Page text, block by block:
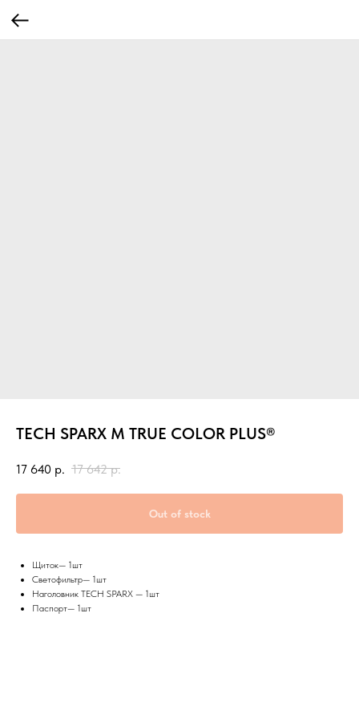
TECH SPARX M TRUE COLOR PLUS®
17 640 р. 17 642 р.
Out of stock
Щиток— 1шт
Светофильтр— 1шт
Наголовник TECH SPARX — 1шт
Паспорт— 1шт